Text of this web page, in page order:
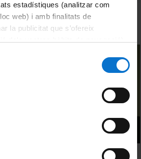
estadístiques (analitzar com
web) i amb finalitats de
la publicitat que s’ofereix
de galetes del lloc web de la
i joves i les seves opinions
govern al canvi climàtic
l’activisme climàtic?